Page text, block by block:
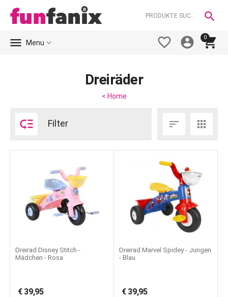

0



 Menu 
Dreiräder
< Home
 Filter  
Dreirad Disney Stitch -
Mädchen - Rosa
€ 39,95
Dreirad Marvel Spidey - Jungen
- Blau
€ 39,95